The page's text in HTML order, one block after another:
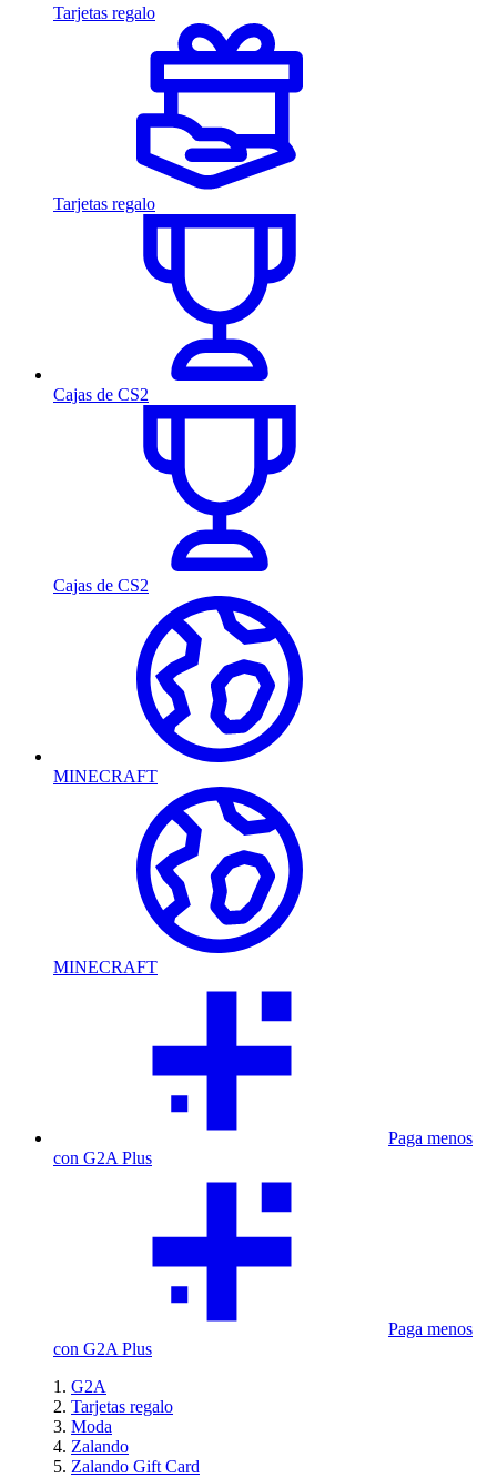
Tarjetas regalo
Tarjetas regalo
Cajas de CS2
Cajas de CS2
MINECRAFT
MINECRAFT
Paga menos
con G2A Plus
Paga menos
con G2A Plus
G2A
Tarjetas regalo
Moda
Zalando
Zalando Gift Card